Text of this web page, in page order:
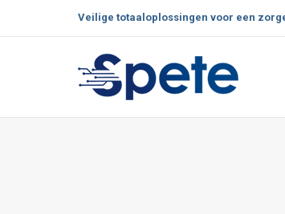
Veilige totaaloplossingen voor een